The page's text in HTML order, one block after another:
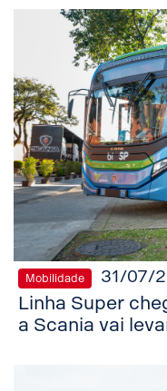
Mobilidade 31/07/
Linha Super
a Scania vai